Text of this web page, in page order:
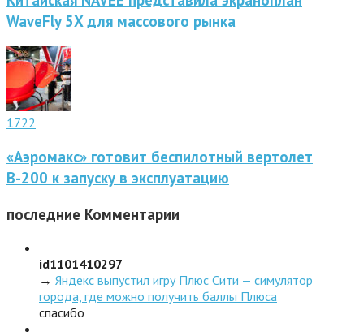
WaveFly 5X для массового рынка
1722
«Аэромакс» готовит беспилотный вертолет
В-200 к запуску в эксплуатацию
последние Комментарии
id1101410297
→ Яндекс выпустил игру Плюс Сити — симулятор
города, где можно получить баллы Плюса
спасибо